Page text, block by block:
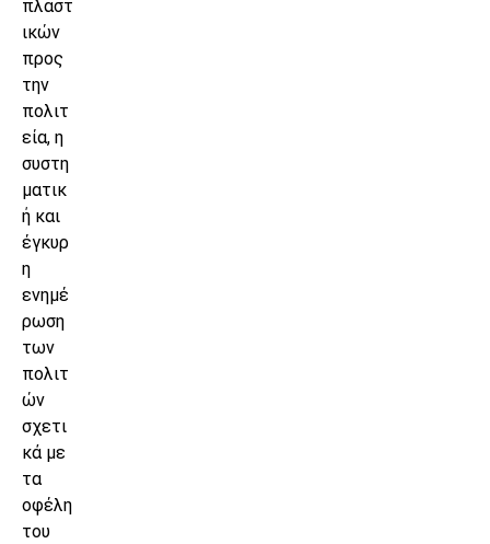
πλαστ
ικών
προς
την
πολιτ
εία, η
συστη
ματικ
ή και
έγκυρ
η
ενημέ
ρωση
των
πολιτ
ών
σχετι
κά με
τα
οφέλη
του